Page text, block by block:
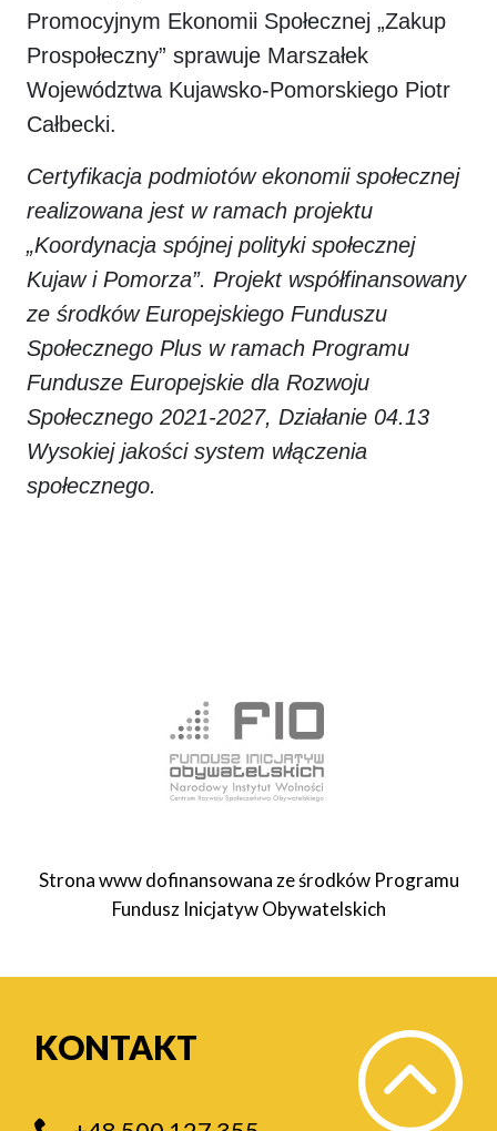
Promocyjnym Ekonomii Społecznej „Zakup
Prospołeczny” sprawuje Marszałek
Województwa Kujawsko-Pomorskiego Piotr
Całbecki.
Certyfikacja podmiotów ekonomii społecznej
realizowana jest w ramach projektu
„Koordynacja spójnej polityki społecznej
Kujaw i Pomorza”. Projekt współfinansowany
ze środków Europejskiego Funduszu
Społecznego Plus w ramach Programu
Fundusze Europejskie dla Rozwoju
Społecznego 2021-2027, Działanie 04.13
Wysokiej jakości system włączenia
społecznego.
Strona www dofinansowana ze środków Programu
Fundusz Inicjatyw Obywatelskich
KONTAKT